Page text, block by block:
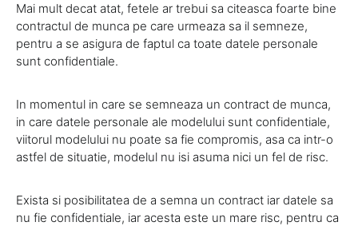
Mai mult decat atat, fetele ar trebui sa citeasca foarte bine
contractul de munca pe care urmeaza sa il semneze,
pentru a se asigura de faptul ca toate datele personale
sunt confidentiale.
In momentul in care se semneaza un contract de munca,
in care datele personale ale modelului sunt confidentiale,
viitorul modelului nu poate sa fie compromis, asa ca intr-o
astfel de situatie, modelul nu isi asuma nici un fel de risc.
Exista si posibilitatea de a semna un contract iar datele sa
nu fie confidentiale, iar acesta este un mare risc, pentru ca